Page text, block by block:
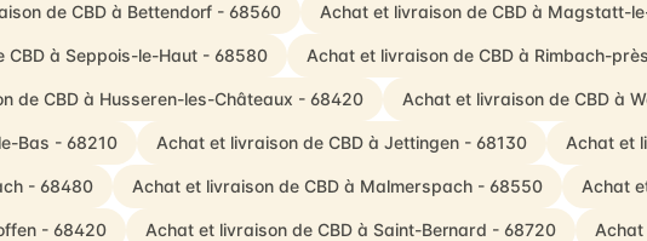
de CBD à Bettendorf - 68560 Achat et livraison de CBD à Magstatt-
CBD à Seppois-le-Haut - 68580 Achat et livraison de CBD à Rimbach-
de CBD à Husseren-les-Châteaux - 68420 Achat et livraison de CBD à
Bas - 68210 Achat et livraison de CBD à Jettingen - 68130 Achat et
- 68480 Achat et livraison de CBD à Malmerspach - 68550 Achat
- 68420 Achat et livraison de CBD à Saint-Bernard - 68720 Achat